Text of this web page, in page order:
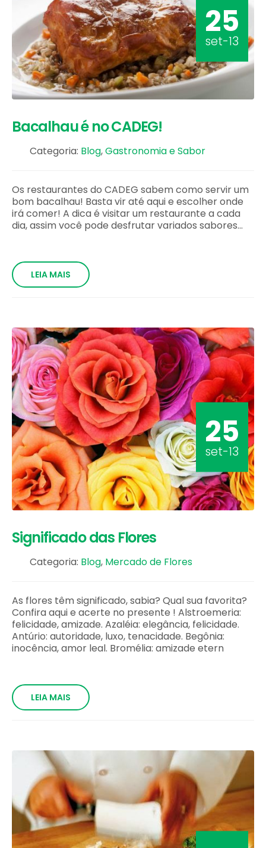
25
set-13
Bacalhau é no CADEG!
Categoria: Blog,Gastronomia e Sabor
Os restaurantes do CADEG sabem como servir um
bom bacalhau! Basta vir até aqui e escolher onde
irá comer! A dica é visitar um restaurante a cada
dia, assim você pode desfrutar variados sabores...
LEIA MAIS
25
set-13
Significado das Flores
Categoria: Blog, Mercado de Flores
As flores têm significado, sabia? Qual sua favorita?
Confira aqui e acerte no presente ! Alstroemeria:
felicidade, amizade. Azaléia: elegância, felicidade.
Antúrio: autoridade, luxo, tenacidade. Begônia:
inocência, amor leal. Bromélia: amizade etern
LEIA MAIS